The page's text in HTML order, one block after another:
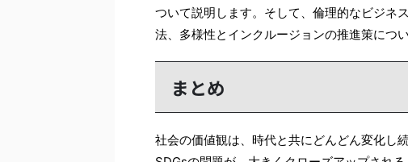
ついて説明します。そして、倫理的なビジネ
法、多様性とインクルージョンの推進策につ
まとめ
社会の価値観は、時代と共にどんどん変化し